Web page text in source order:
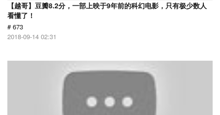
【越哥】豆瓣8.2分，一部上映于9年前的科幻电影，只有极少数人
看懂了！
# 673
2018-09-14 02:31